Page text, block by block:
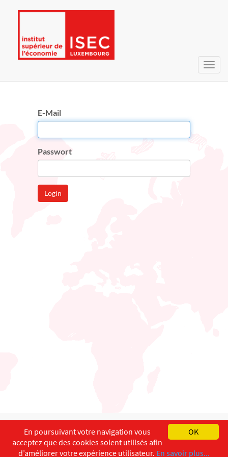
E-Mail
Passwort
Login
English Français
Copyright ©ISEC-AdW Impressum
OK
En poursuivant votre navigation vous
acceptez que des cookies soient utilisés afin
d’améliorer votre expérience utilisateur. En savoir plus...